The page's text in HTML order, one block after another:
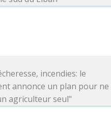
incendies: le
annonce un plan pour ne
agriculteur seul"